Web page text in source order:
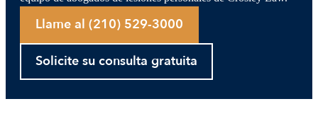
Llame al (210) 529-3000
Solicite su consulta gratuita